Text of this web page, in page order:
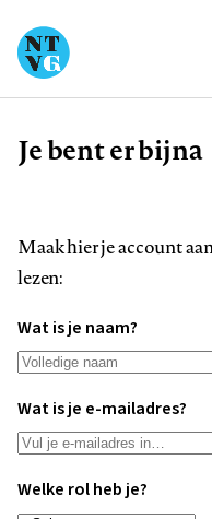
Kruimelpad
Je bent er bijna
Maak hier je account
lezen:
Wat is je naam?
Wat is je e-mailadres?
Welke rol heb je?